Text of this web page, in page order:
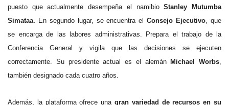
puesto que actualmente desempeña el namibioStanley Mutumba
Simataa. En segundo lugar, se encuentra elConsejo Ejecutivo, que
se encarga de las labores administrativas. Prepara el trabajo de la
Conferencia General y vigila que las decisiones se ejecuten
correctamente. Su presidente actual es el alemán Michael Worbs,
también designado cada cuatro años.
Además, la plataforma ofrece una gran variedad de recursos en su